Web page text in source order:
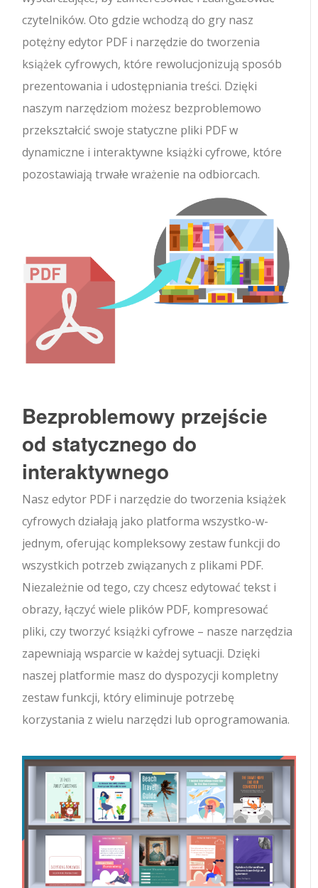
czytelników. Oto gdzie wchodzą do gry nasz
potężny edytor PDF i narzędzie do tworzenia
książek cyfrowych, które rewolucjonizują sposób
prezentowania i udostępniania treści. Dzięki
naszym narzędziom możesz bezproblemowo
przekształcić swoje statyczne pliki PDF w
dynamiczne i interaktywne książki cyfrowe, które
pozostawiają trwałe wrażenie na odbiorcach.
Bezproblemowy przejście
od statycznego do
interaktywnego
Nasz edytor PDF i narzędzie do tworzenia książek
cyfrowych działają jako platforma wszystko-w-
jednym, oferując kompleksowy zestaw funkcji do
wszystkich potrzeb związanych z plikami PDF.
Niezależnie od tego, czy chcesz edytować tekst i
obrazy, łączyć wiele plików PDF, kompresować
pliki, czy tworzyć książki cyfrowe – nasze narzędzia
zapewniają wsparcie w każdej sytuacji. Dzięki
naszej platformie masz do dyspozycji kompletny
zestaw funkcji, który eliminuje potrzebę
korzystania z wielu narzędzi lub oprogramowania.